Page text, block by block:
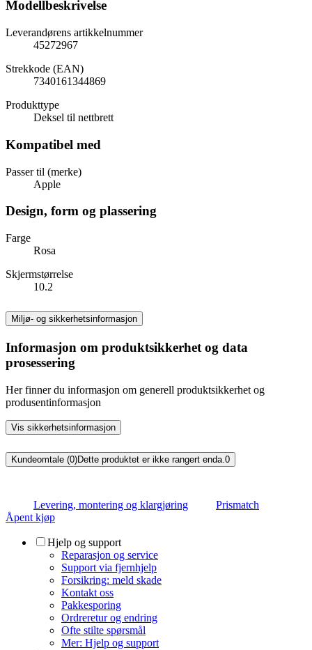
Modellbeskrivelse
Leverandørens artikkelnummer
45272967
Strekkode (EAN)
7340161344869
Produkttype
Deksel til nettbrett
Kompatibel med
Passer til (merke)
Apple
Design, form og plassering
Farge
Rosa
Skjermstørrelse
10.2
Miljø- og sikkerhetsinformasjon
Informasjon om produktsikkerhet og data
prosessering
Her finner du informasjon om generell produktsikkerhet og
produsentinformasjon
Vis sikkerhetsinformasjon
Kundeomtale (0)Dette produktet er ikke rangert enda.0
Levering, montering og klargjøring
Prismatch
Åpent kjøp
Hjelp og support
Reparasjon og service
Support via fjernhjelp
Forsikring: meld skade
Kontakt oss
Pakkesporing
Ordreretur og endring
Ofte stilte spørsmål
Mer: Hjelp og support